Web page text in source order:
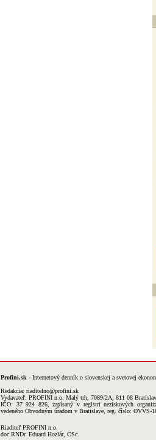
Profini.sk - Internetový denník o slovenskej a svetovej
Redakcia: riaditelno@profini.sk
Vydavateľ: PROFINI n.o. Malý trh, 7089/2A, 811 08
IČO: 37 924 826, zapísaný v registri neziskových
vedeného Obvodným úradom v Bratislave, reg. číslo: OVVS-
Riaditeľ PROFINI n.o.
doc.RNDr. Eduard Hozlár, CSc.